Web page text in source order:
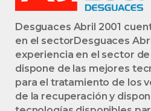
Desguaces Abril 2001
en el sectorDesguaces
experiencia en el sector
dispone de las mejores
para el tratamiento de los
de la recuperación y